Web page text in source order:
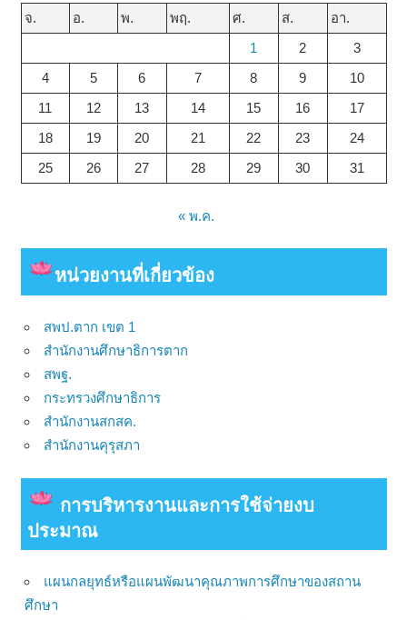
จ.
อ. พ. พฤ. ศ. ส.
อา.
1
2
3
4
5 6 7 8 9
10
11
12 13 14 15 16
17
18
19 20 21 22 23
24
25
26 27 28 29 30 31
« พ.ค.
หน่วยงานที่เกี่ยวข้อง
สพป.ตาก เขต 1
สำนักงานศึกษาธิการตาก
สพฐ.
กระทรวงศึกษาธิการ
สำนักงานสกสค.
สำนักงานคุรุสภา
การบริหารงานและการใช้จ่ายงบ
ประมาณ
แผนกลยุทธ์หรือแผนพัฒนาคุณภาพการศึกษาของสถาน
ศึกษา